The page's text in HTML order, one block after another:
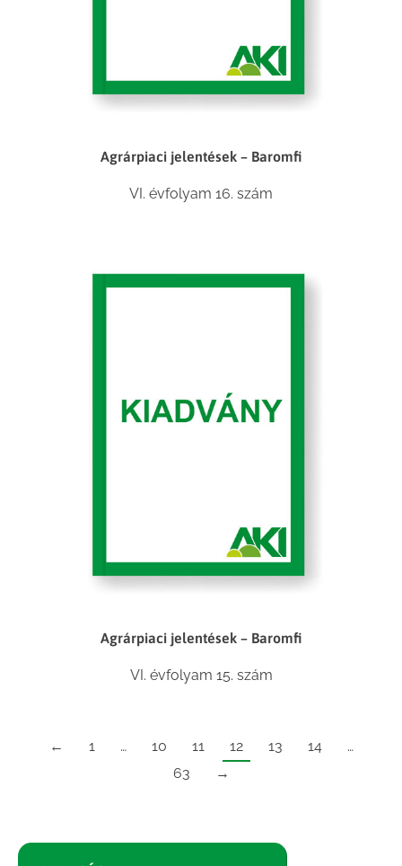
Agrárpiaci jelentések – Baromfi
VI. évfolyam 16. szám
Agrárpiaci jelentések – Baromfi
VI. évfolyam 15. szám
← 1 … 10 11 12 13 14
…
63
→